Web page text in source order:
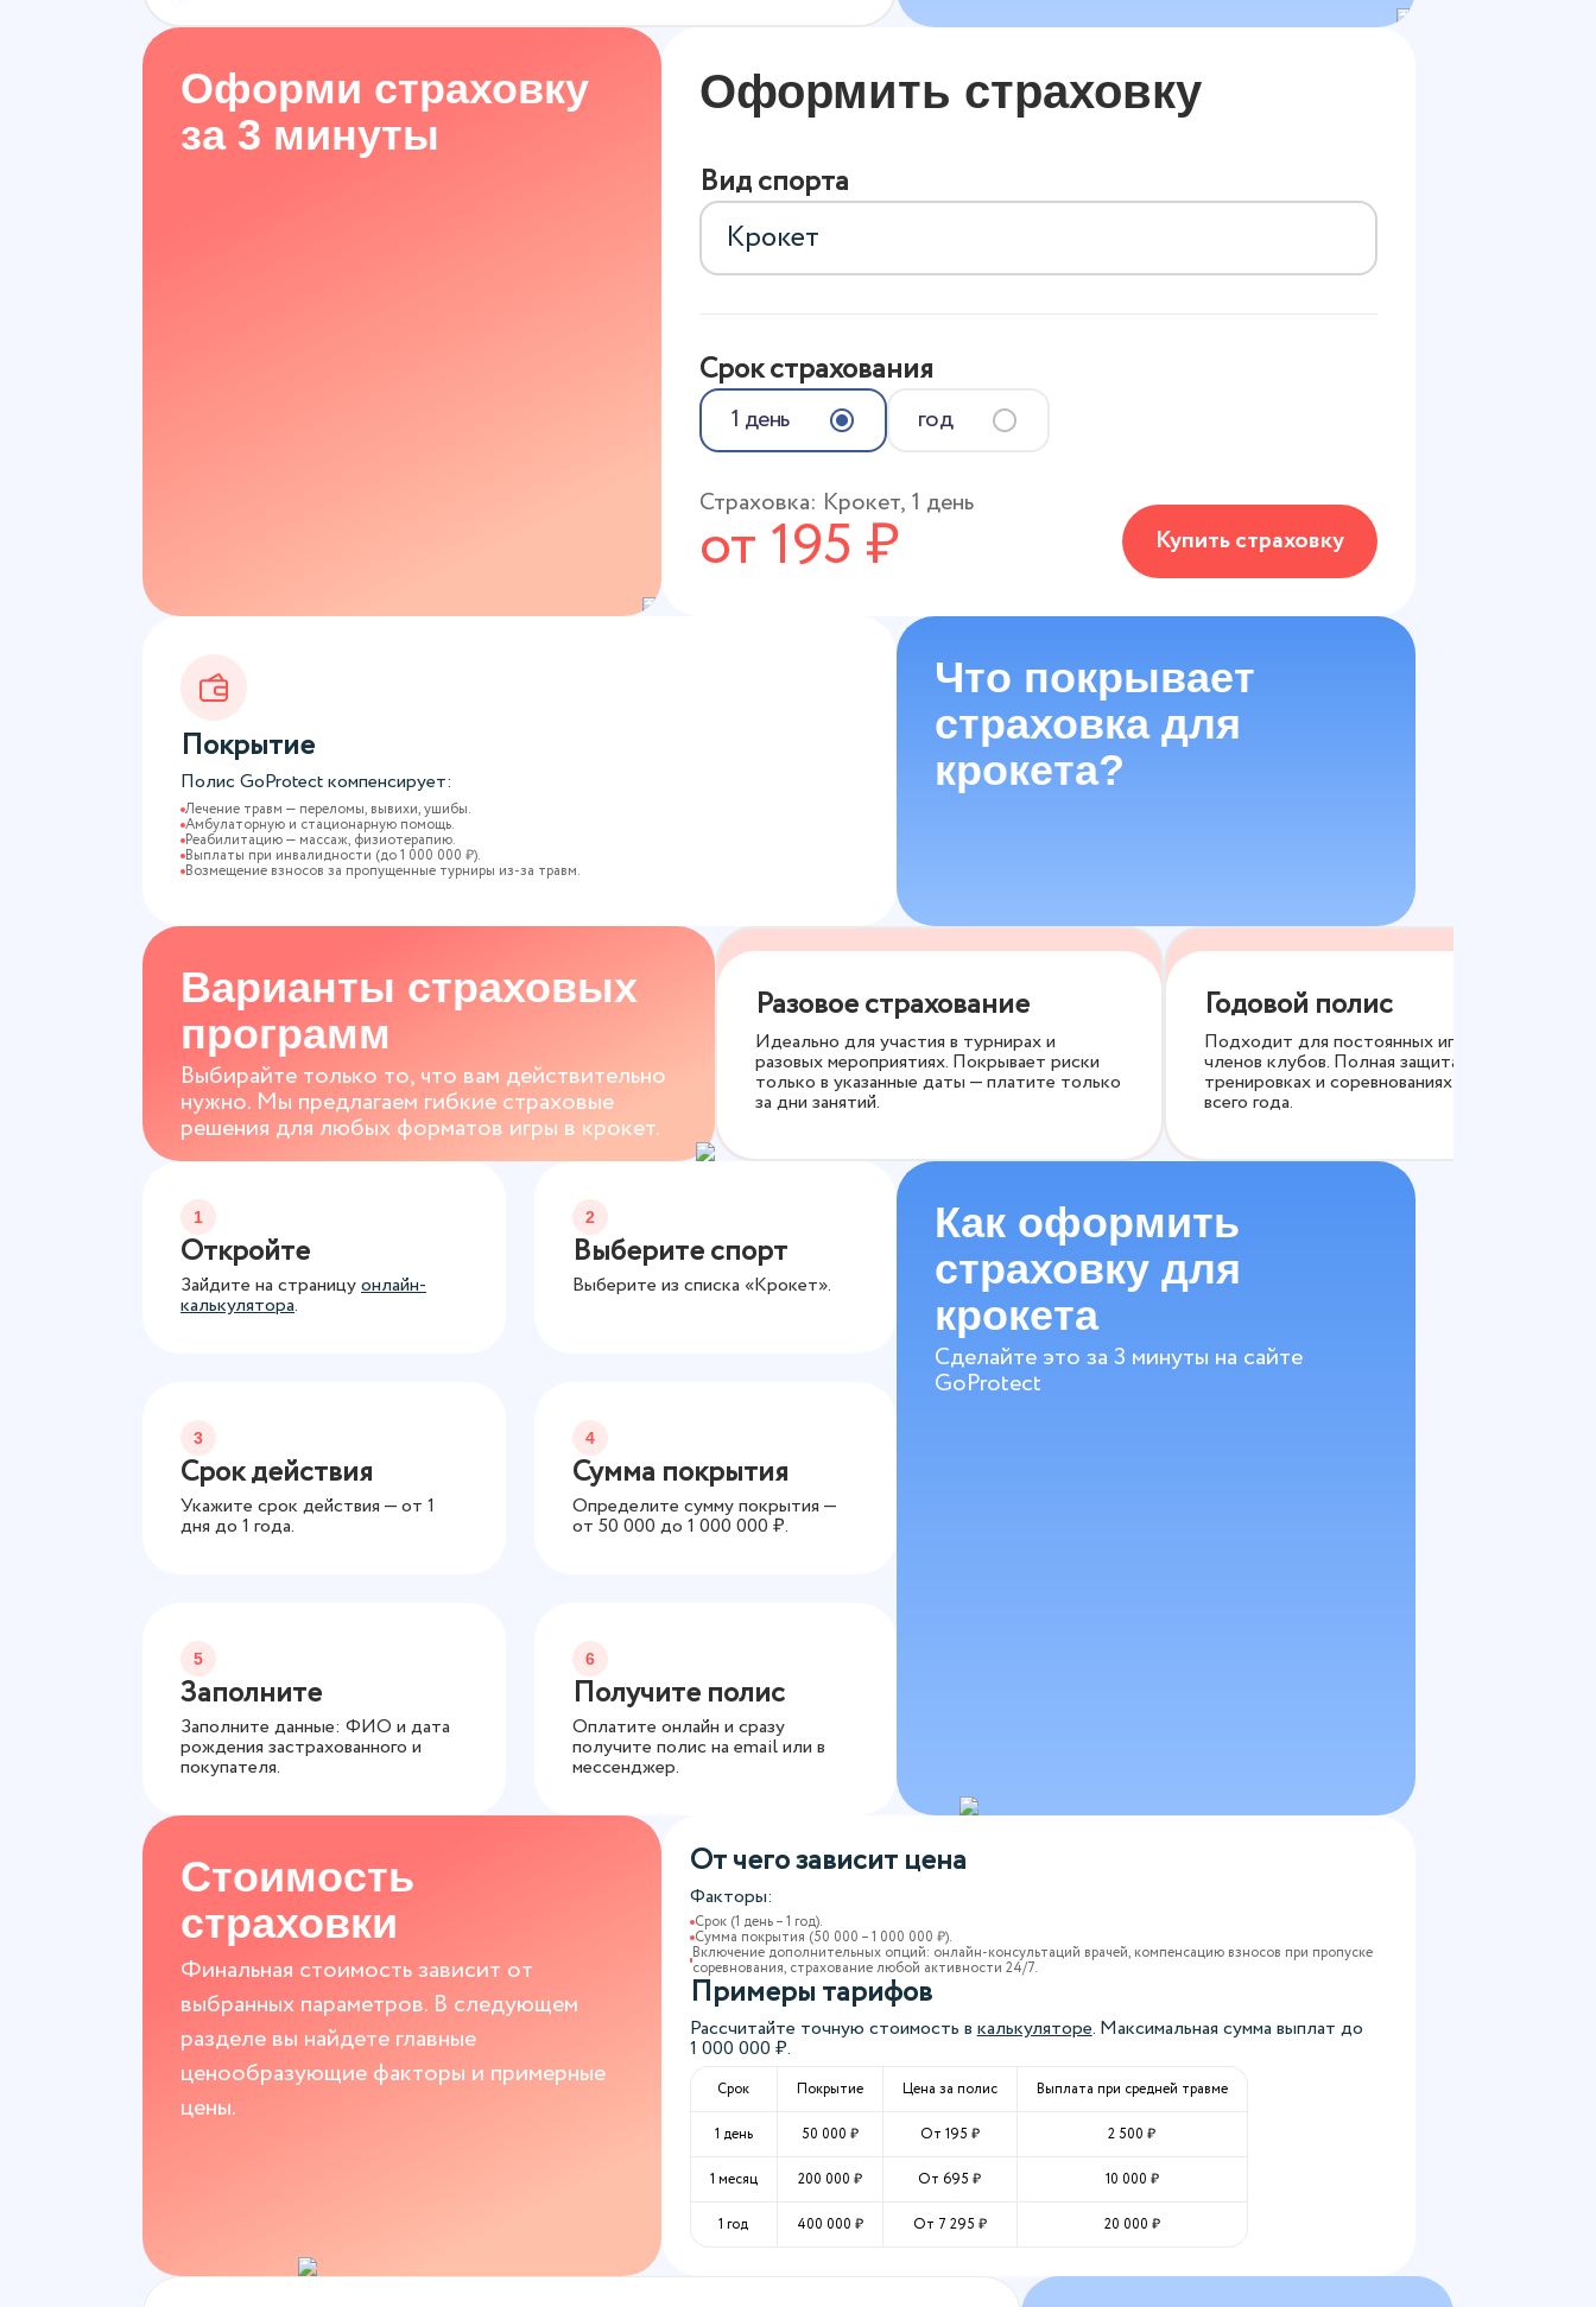
Оформи страховку
за 3 минуты
Оформить страховку
Вид спорта
Срок страхования
1 день год
Страховка: Крокет, 1 день
от195 ₽ Купить страховку
Покрытие
Полис GoProtect компенсирует:
Лечение травм — переломы, вывихи, ушибы.
Амбулаторную и стационарную помощь.
Реабилитацию — массаж, физиотерапию.
Выплаты при инвалидности (до 1 000 000 ₽).
Возмещение взносов за пропущенные турниры из-за травм.
Что покрывает
страховка для
крокета?
Варианты страховых
программ
Выбирайте только то, что вам действительно
нужно. Мы предлагаем гибкие страховые
решения для любых форматов игры в крокет.
Разовое страхование
Идеально для участия в турнирах и
разовых мероприятиях. Покрывает риски
только в указанные даты — платите только
за дни занятий.
Годовой полис
Подходит для постоянных игроков и
членов клубов. Полная защита на
тренировках и соревнованиях в течение
всего года.
1
Откройте
Зайдите на страницуонлайн-
калькулятора.
2
Выберите спорт
Выберите из списка «Крокет».
3
Срок действия
Укажите срок действия — от 1
дня до 1 года.
4
Сумма покрытия
Определите сумму покрытия —
от 50 000 до 1 000 000 ₽.
5
Заполните
Заполните данные: ФИО и дата
рождения застрахованного и
покупателя.
6
Получите полис
Оплатите онлайн и сразу
получите полис на email или в
мессенджер.
Как оформить
страховку для
крокета
Сделайте это за 3 минуты на сайте
GoProtect
Стоимость
страховки
Финальная стоимость зависит от
выбранных параметров. В следующем
разделе вы найдете главные
ценообразующие факторы и примерные
цены.
От чего зависит цена
Факторы:
Срок (1 день – 1 год).
Сумма покрытия (50 000 – 1 000 000 ₽).
Включение дополнительных опций: онлайн-консультаций врачей, компенсацию взносов при пропуске
соревнования, страхование любой активности 24/7.
Примеры тарифов
Рассчитайте точную стоимость вкалькуляторе. Максимальная сумма выплат до
1 000 000 ₽.
Срок Покрытие Цена за полис Выплата при средней травме
1 день 50 000 ₽ От 195 ₽ 2 500 ₽
1 месяц 200 000 ₽ От 695 ₽ 10 000 ₽
1 год 400 000 ₽ От 7 295 ₽ 20 000 ₽